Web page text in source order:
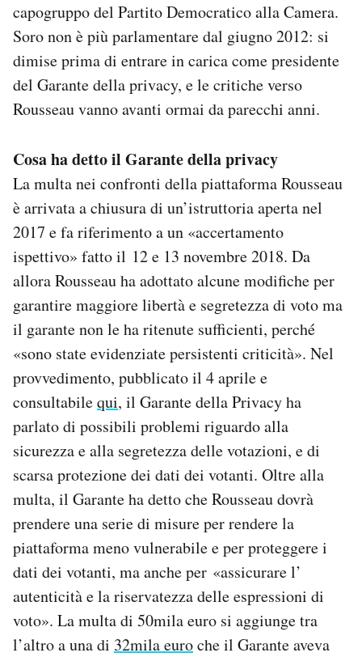
capogruppo del Partito Democratico alla Camera.
Soro non è più parlamentare dal giugno 2012: si
dimise prima di entrare in carica come presidente
del Garante della privacy, e le critiche verso
Rousseau vanno avanti ormai da parecchi anni.
Cosa ha detto il Garante della privacy
La multa nei confronti della piattaforma Rousseau
è arrivata a chiusura di un’istruttoria aperta nel
2017 e fa riferimento a un «accertamento
ispettivo» fatto il 12 e 13 novembre 2018. Da
allora Rousseau ha adottato alcune modifiche per
garantire maggiore libertà e segretezza di voto ma
il garante non le ha ritenute sufficienti, perché
«sono state evidenziate persistenti criticità». Nel
provvedimento, pubblicato il 4 aprile e
consultabilequi, il Garante della Privacy ha
parlato di possibili problemi riguardo alla
sicurezza e alla segretezza delle votazioni, e di
scarsa protezione dei dati dei votanti. Oltre alla
multa, il Garante ha detto che Rousseau dovrà
prendere una serie di misure per rendere la
piattaforma meno vulnerabile e per proteggere i
dati dei votanti, ma anche per «assicurare l’
autenticità e la riservatezza delle espressioni di
voto». La multa di 50mila euro si aggiunge tra
l’altro a una di 32mila euroche il Garante aveva